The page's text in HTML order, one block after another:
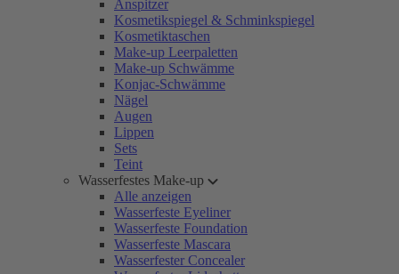
Anspitzer
Kosmetikspiegel & Schminkspiegel
Kosmetiktaschen
Make-up Leerpaletten
Make-up Schwämme
Konjac-Schwämme
Nägel
Augen
Lippen
Sets
Teint
Wasserfestes Make-up
Alle anzeigen
Wasserfeste Eyeliner
Wasserfeste Foundation
Wasserfeste Mascara
Wasserfester Concealer